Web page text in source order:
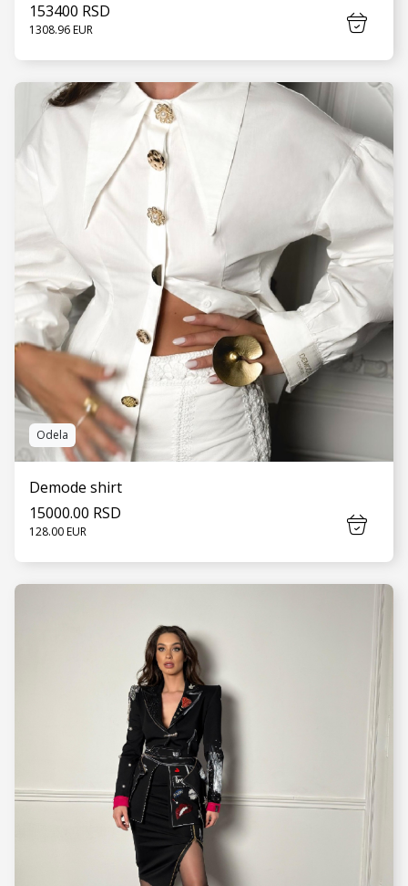
153400 RSD
1308.96 EUR
VIDI JOŠ
Odela
Demode shirt
15000.00 RSD
128.00 EUR